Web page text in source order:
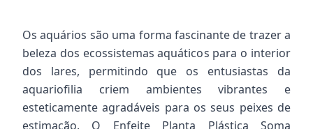
Os aquários são uma forma fascinante de trazer a
beleza dos ecossistemas aquáticos para o interior
dos lares, permitindo que os entusiastas da
aquariofilia criem ambientes vibrantes e
esteticamente agradáveis para os seus peixes de
estimação. O Enfeite Planta Plástica Soma